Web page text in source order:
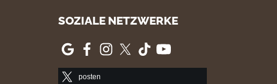
SOZIALE NETZWERKE
posten